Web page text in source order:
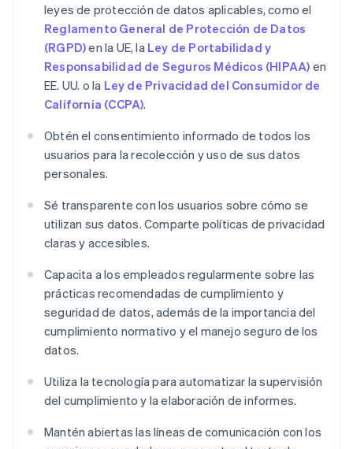
leyes de protección de datos aplicables, como el
Reglamento General de Protección de Datos
(RGPD)en la UE, la Ley de Portabilidad y
Responsabilidad de Seguros Médicos (HIPAA) en
EE. UU. o la Ley de Privacidad del Consumidor de
California (CCPA).
Obtén el consentimiento informado de todos los
usuarios para la recolección y uso de sus datos
personales.
Sé transparente con los usuarios sobre cómo se
utilizan sus datos. Comparte políticas de privacidad
claras y accesibles.
Capacita a los empleados regularmente sobre las
prácticas recomendadas de cumplimiento y
seguridad de datos, además de la importancia del
cumplimiento normativo y el manejo seguro de los
datos.
Utiliza la tecnología para automatizar la supervisión
del cumplimiento y la elaboración de informes.
Mantén abiertas las líneas de comunicación con los